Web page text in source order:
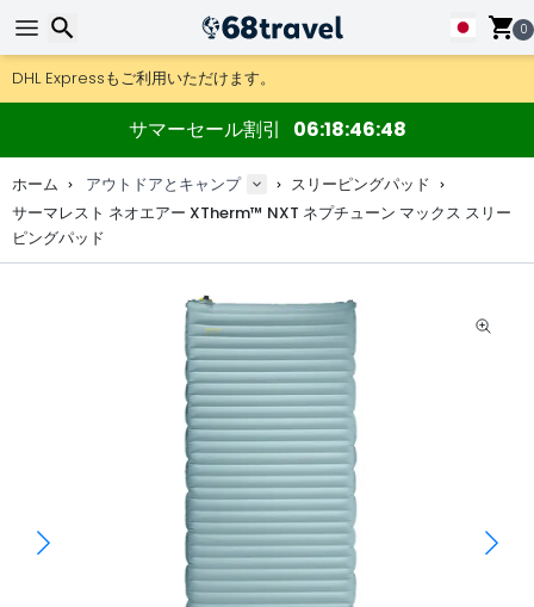
0
DHL Expressもご利用いただけます。
返品は30日間、木製マップやデコは90日間OK.
アウトドア用品やアクセサリーが超お得な価格！
サマーセール割引 06 18 46 47
ホーム アウトドアとキャンプ
スリーピングパッド
サーマレスト ネオエアー XTherm™ NXT ネプチューン マックス スリー
ピングパッド
検索